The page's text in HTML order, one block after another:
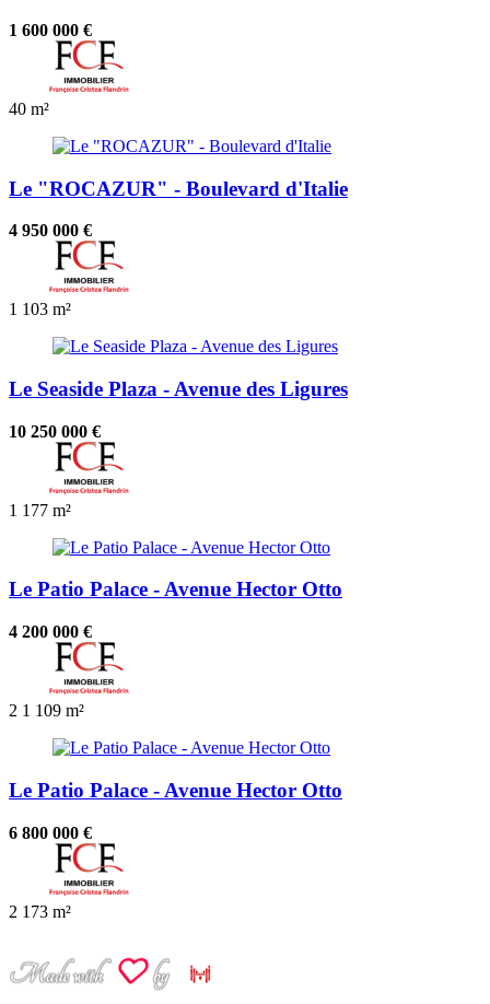
1 600 000 €
40 m²
Le "ROCAZUR" - Boulevard d'Italie
4 950 000 €
1 103 m²
Le Seaside Plaza - Avenue des Ligures
10 250 000 €
1 177 m²
Le Patio Palace - Avenue Hector Otto
4 200 000 €
2 1 109 m²
Le Patio Palace - Avenue Hector Otto
6 800 000 €
2 173 m²